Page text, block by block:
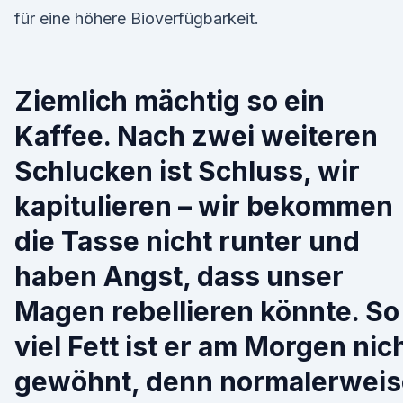
für eine höhere Bioverfügbarkeit.
Ziemlich mächtig so ein
Kaffee. Nach zwei weiteren
Schlucken ist Schluss, wir
kapitulieren – wir bekommen
die Tasse nicht runter und
haben Angst, dass unser
Magen rebellieren könnte. So
viel Fett ist er am Morgen
gewöhnt, denn